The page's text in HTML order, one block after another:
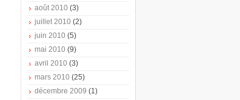
août 2010 (3)
juillet 2010 (2)
juin 2010 (5)
mai 2010 (9)
avril 2010 (3)
mars 2010 (25)
décembre 2009 (1)